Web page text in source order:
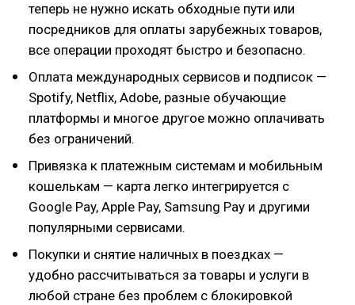
теперь не нужно искать обходные пути или
посредников для оплаты зарубежных товаров,
все операции проходят быстро и безопасно.
Оплата международных сервисов и подписок —
Spotify, Netflix, Adobe, разные обучающие
платформы и многое другое можно оплачивать
без ограничений.
Привязка к платежным системам и мобильным
кошелькам — карта легко интегрируется с
Google Pay, Apple Pay, Samsung Pay и другими
популярными сервисами.
Покупки и снятие наличных в поездках —
удобно рассчитываться за товары и услуги в
любой стране без проблем с блокировкой